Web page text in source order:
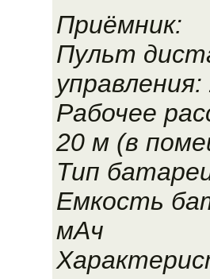
Приёмник:
Пульт
Рабочее
20 м (в
Тип
Емкость
мАч